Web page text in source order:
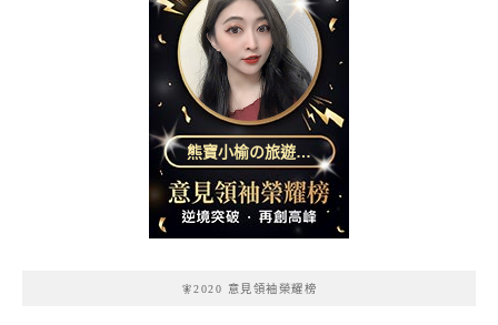
熊寶小榆の旅遊日
記
🧚2020 意見領袖榮耀榜